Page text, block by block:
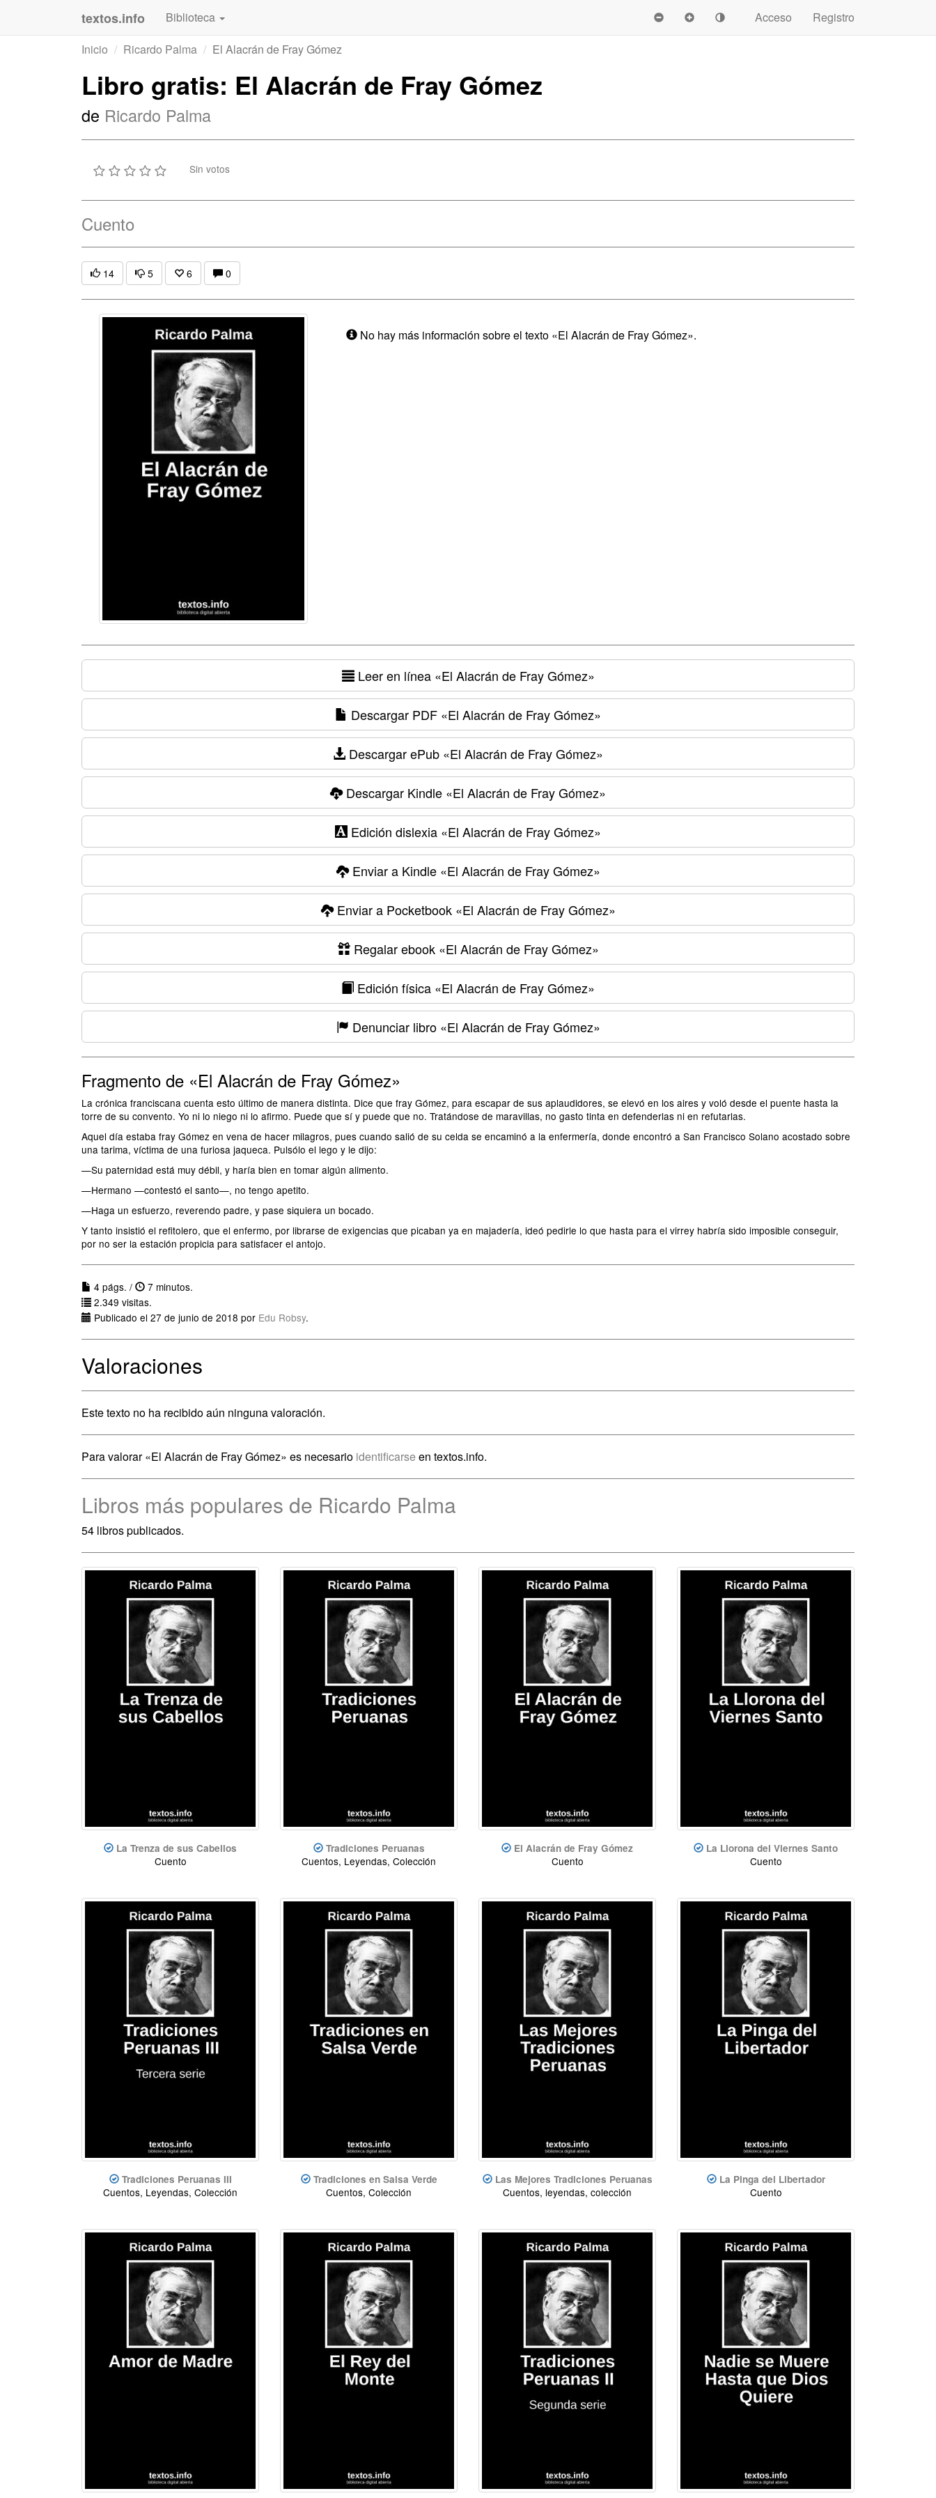
textos.info Biblioteca Acceso
Registro
Inicio
Ricardo Palma El Alacrán de Fray Gómez
Libro gratis: El Alacrán de Fray Gómez
de Ricardo Palma
Sin votos
Cuento
14 5 6 0
No hay más información sobre el texto «El Alacrán de Fray Gómez».
Leer en línea«El Alacrán de Fray Gómez»
Descargar PDF «El Alacrán de Fray Gómez»
Descargar ePub «El Alacrán de Fray Gómez»
Descargar Kindle «El Alacrán de Fray Gómez»
Edición dislexia «El Alacrán de Fray Gómez»
Enviar a Kindle«El Alacrán de Fray Gómez»
Enviar a Pocketbook«El Alacrán de Fray Gómez»
Regalar ebook«El Alacrán de Fray Gómez»
Edición física «El Alacrán de Fray Gómez»
Denunciar libro«El Alacrán de Fray Gómez»
Fragmento de «El Alacrán de Fray Gómez»
La crónica franciscana cuenta esto último de manera distinta. Dice que fray Gómez, para escapar de sus aplaudidores, se elevó en los aires y voló desde el puente hasta la
torre de su convento. Yo ni lo niego ni lo afirmo. Puede que sí y puede que no. Tratándose de maravillas, no gasto tinta en defenderlas ni en refutarlas.
Aquel día estaba fray Gómez en vena de hacer milagros, pues cuando salió de su celda se encaminó a la enfermería, donde encontró a San Francisco Solano acostado sobre
una tarima, víctima de una furiosa jaqueca. Pulsólo el lego y le dijo:
—Su paternidad está muy débil, y haría bien en tomar algún alimento.
—Hermano —contestó el santo—, no tengo apetito.
—Haga un esfuerzo, reverendo padre, y pase siquiera un bocado.
Y tanto insistió el refitolero, que el enfermo, por librarse de exigencias que picaban ya en majadería, ideó pedirle lo que hasta para el virrey habría sido imposible conseguir,
por no ser la estación propicia para satisfacer el antojo.
4 págs. /
7 minutos.
2.349 visitas.
Publicado el 27 de junio de 2018 por Edu Robsy.
Valoraciones
Este texto no ha recibido aún ninguna valoración.
Para valorar «El Alacrán de Fray Gómez» es necesario identificarse en textos.info.
Libros más populares de Ricardo Palma
54 libros publicados.
La Trenza de sus Cabellos
Cuento
Tradiciones Peruanas
Cuentos, Leyendas, Colección
El Alacrán de Fray Gómez
Cuento
La Llorona del Viernes Santo
Cuento
Tradiciones Peruanas III
Cuentos, Leyendas, Colección
Tradiciones en Salsa Verde
Cuentos, Colección
Las Mejores Tradiciones Peruanas
Cuentos, leyendas, colección
La Pinga del Libertador
Cuento